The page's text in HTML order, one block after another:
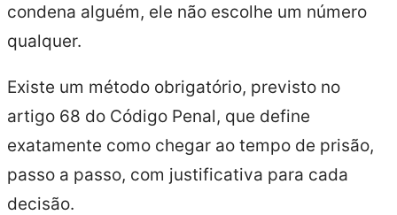
condena alguém, ele não escolhe um número
qualquer.
Existe um método obrigatório, previsto no
artigo 68 do Código Penal, que define
exatamente como chegar ao tempo de prisão,
passo a passo, com justificativa para cada
decisão.